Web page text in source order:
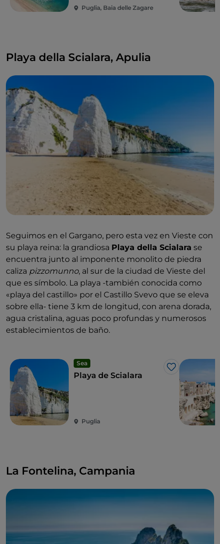
Puglia, Baia delle Zagare
Playa della Scialara, Apulia
Seguimos en el Gargano, pero esta vez en Vieste con
su playa reina: la grandiosa Playa della Scialara se
encuentra junto al imponente monolito de piedra
caliza pizzomunno, al sur de la ciudad de Vieste del
que es símbolo. La playa -también conocida como
«playa del castillo» por el Castillo Svevo que se eleva
sobre ella- tiene 3 km de longitud, con arena dorada,
agua cristalina, aguas poco profundas y numerosos
establecimientos de baño.
Sea
Me gusta
Playa de Scialara
Puglia
La Fontelina, Campania